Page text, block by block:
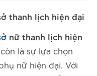
thanh lịch hiện đại
nữ thanh lịch hiện
là sự lựa chọn
nữ hiện đại. Với